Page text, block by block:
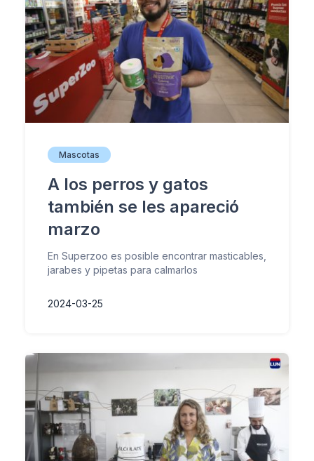
Mascotas
A los perros y gatos
también se les apareció
marzo
En Superzoo es posible encontrar masticables,
jarabes y pipetas para calmarlos
2024-03-25